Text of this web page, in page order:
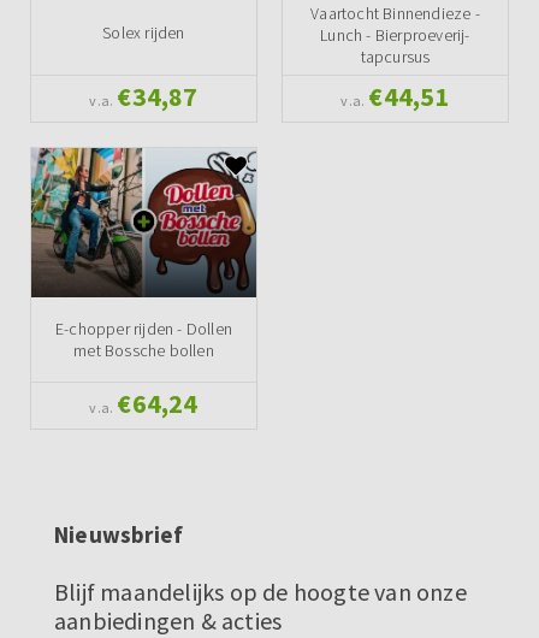
Solex rijden
v.a. €34,87
Vaartocht Binnendieze -
Lunch - Bierproeverij-
tapcursus
v.a. €44,51
E-chopper rijden - Dollen
met Bossche bollen
v.a. €64,24
Nieuwsbrief
Blijf maandelijks op de hoogte van onze
aanbiedingen & acties